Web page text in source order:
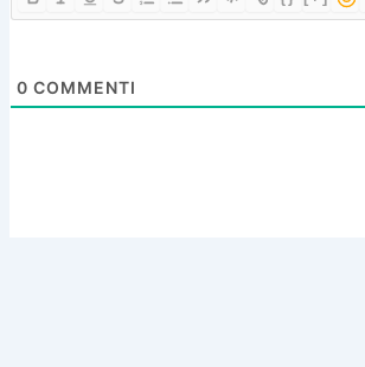
0 COMMENTI